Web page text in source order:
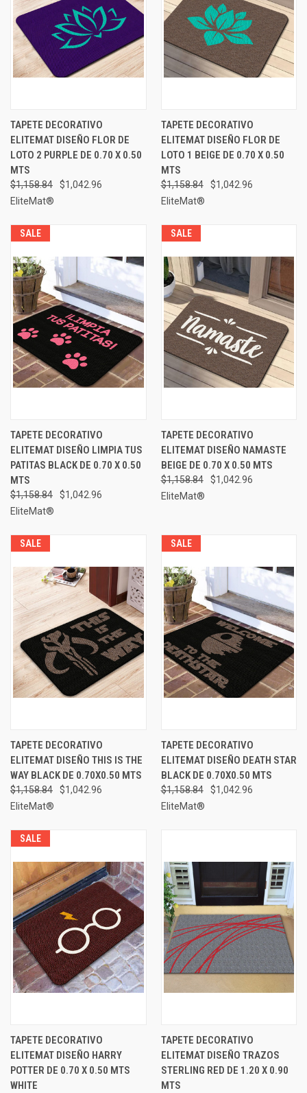
TAPETE DECORATIVO
ELITEMAT DISEÑO FLOR DE
LOTO 2 PURPLE DE 0.70 X 0.50
MTS
$1,158.84
$1,042.96
EliteMat®
TAPETE DECORATIVO
ELITEMAT DISEÑO FLOR DE
LOTO 1 BEIGE DE 0.70 X 0.50
MTS
$1,158.84
$1,042.96
EliteMat®
SALE
TAPETE DECORATIVO
ELITEMAT DISEÑO LIMPIA TUS
PATITAS BLACK DE 0.70 X 0.50
MTS
$1,158.84
$1,042.96
EliteMat®
SALE
TAPETE DECORATIVO
ELITEMAT DISEÑO NAMASTE
BEIGE DE 0.70 X 0.50 MTS
$1,158.84
$1,042.96
EliteMat®
SALE
TAPETE DECORATIVO
ELITEMAT DISEÑO THIS IS THE
WAY BLACK DE 0.70X0.50 MTS
$1,158.84
$1,042.96
EliteMat®
SALE
TAPETE DECORATIVO
ELITEMAT DISEÑO DEATH STAR
BLACK DE 0.70X0.50 MTS
$1,158.84
$1,042.96
EliteMat®
SALE
TAPETE DECORATIVO
ELITEMAT DISEÑO HARRY
POTTER DE 0.70 X 0.50 MTS
WHITE
TAPETE DECORATIVO
ELITEMAT DISEÑO TRAZOS
STERLING RED DE 1.20 X 0.90
MTS